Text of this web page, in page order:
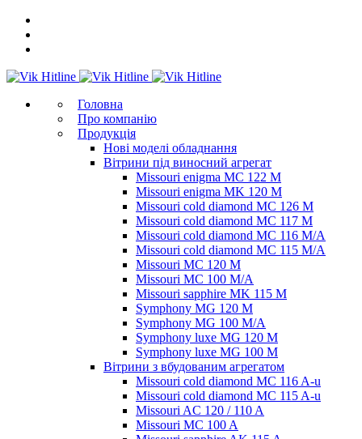
Головна
Про компанію
Продукція
Нові моделі обладнання
Вітрини під виносний агрегат
Missouri enigma MC 122 M
Missouri enigma MK 120 M
Missouri cold diamond MC 126 M
Missouri cold diamond MC 117 M
Missouri cold diamond MC 116 M/A
Missouri cold diamond MC 115 M/A
Missouri MC 120 M
Missouri MC 100 M/A
Missouri sapphire MK 115 M
Symphony MG 120 M
Symphony MG 100 M/А
Symphony luxe MG 120 M
Symphony luxe MG 100 M
Вітрини з вбудованим агрегатом
Missouri cold diamond MC 116 A-u
Missouri cold diamond MC 115 A-u
Missouri AC 120 / 110 A
Missouri MC 100 A